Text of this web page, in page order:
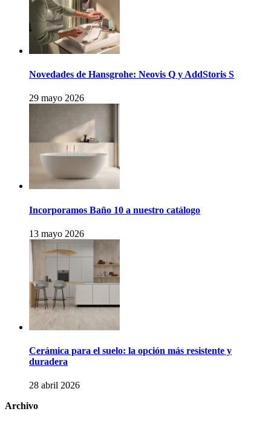
Novedades de Hansgrohe: Neovis Q y AddStoris S
29 mayo 2026
Incorporamos Baño 10 a nuestro catálogo
13 mayo 2026
Cerámica para el suelo: la opción más resistente y
duradera
28 abril 2026
Archivo